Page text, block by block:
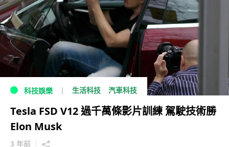
科技娛樂 生活科技 汽車科技
Tesla FSD V12 過千萬條影片訓練 駕駛技術勝
Elon Musk
3 年前